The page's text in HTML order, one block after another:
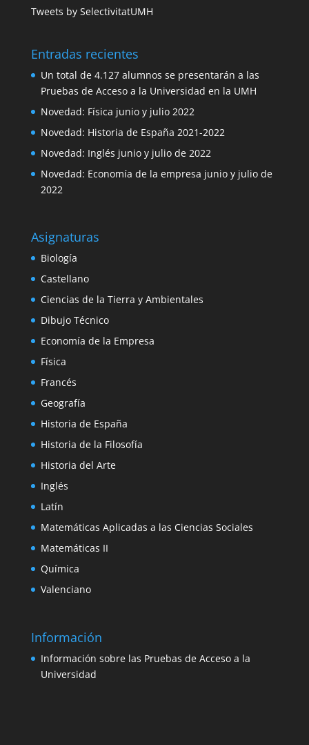
Tweets by SelectivitatUMH
Entradas recientes
Un total de 4.127 alumnos se presentarán a las
Pruebas de Acceso a la Universidad en la UMH
Novedad: Física junio y julio 2022
Novedad: Historia de España 2021-2022
Novedad: Inglés junio y julio de 2022
Novedad: Economía de la empresa junio y julio de
2022
Asignaturas
Biología
Castellano
Ciencias de la Tierra y Ambientales
Dibujo Técnico
Economía de la Empresa
Física
Francés
Geografía
Historia de España
Historia de la Filosofía
Historia del Arte
Inglés
Latín
Matemáticas Aplicadas a las Ciencias Sociales
Matemáticas II
Química
Valenciano
Información
Información sobre las Pruebas de Acceso a la
Universidad